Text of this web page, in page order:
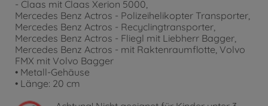
- Claas mit Claas Xerion 5000,
Mercedes Benz Actros - Polizeihelikopter Transporter,
Mercedes Benz Actros - Recyclingtransporter,
Mercedes Benz Actros - Fliegl mit Liebherr Bagger,
Mercedes Benz Actros - mit Raktenraumflotte, Volvo
FMX mit Volvo Bagger
• Metall-Gehäuse
• Länge: 20 cm